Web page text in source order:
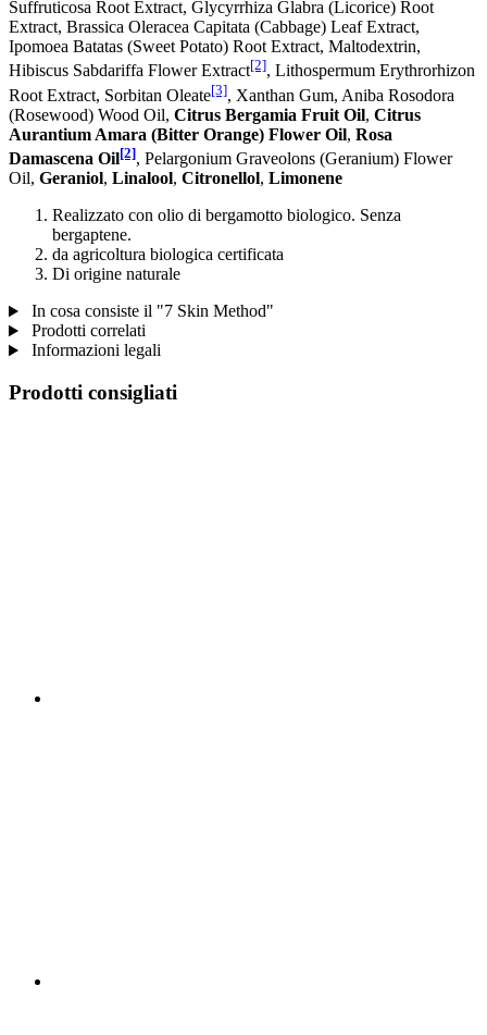
Suffruticosa Root Extract, Glycyrrhiza Glabra (Licorice) Root
Extract, Brassica Oleracea Capitata (Cabbage) Leaf Extract,
Ipomoea Batatas (Sweet Potato) Root Extract, Maltodextrin,
Hibiscus Sabdariffa Flower Extract[2], Lithospermum Erythrorhizon
Root Extract, Sorbitan Oleate[3], Xanthan Gum, Aniba Rosodora
(Rosewood) Wood Oil, Citrus Bergamia Fruit Oil, Citrus
Aurantium Amara (Bitter Orange) Flower Oil, Rosa
Damascena Oil[2], Pelargonium Graveolons (Geranium) Flower
Oil, Geraniol, Linalool, Citronellol, Limonene
Realizzato con olio di bergamotto biologico. Senza
bergaptene.
da agricoltura biologica certificata
Di origine naturale
In cosa consiste il "7 Skin Method"
Prodotti correlati
Informazioni legali
Prodotti consigliati